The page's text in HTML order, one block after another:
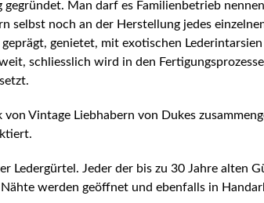
Man darf es Familienbetrieb
selbst noch an der Herstellung jedes
genietet, mit exotischen
schliesslich wird in den
Vintage Liebhabern von Dukes
Ledergürtel. Jeder der bis zu 30 Jahre alten
werden geöffnet und ebenfalls in